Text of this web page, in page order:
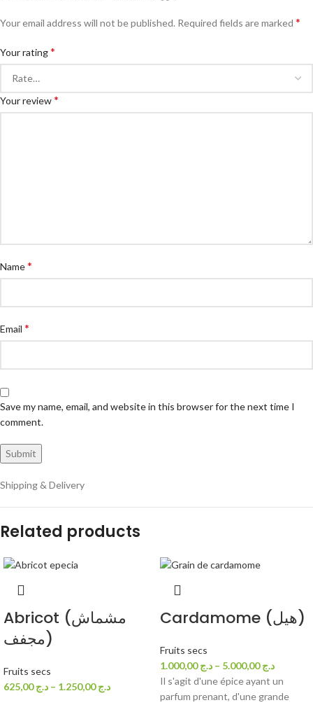
Your email address will not be published. Required fields are marked *
Your rating*
Your review*
Name*
Email *
Save my name, email, and website in this browser for the next time I
comment.
Shipping & Delivery
Related products
Abricot (مشماش
مجفف)
Fruits secs
د.ج625,00 – د.ج1.250,00
Cardamome (هيل)
Fruits secs
د.ج1.000,00 – د.ج5.000,00
Il s'agit d'une épice ayant un
parfum prenant, d'une grande